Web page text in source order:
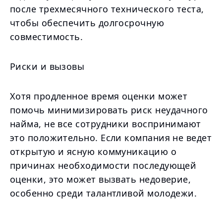
после трехмесячного технического теста,
чтобы обеспечить долгосрочную
совместимость.
Риски и вызовы
Хотя продленное время оценки может
помочь минимизировать риск неудачного
найма, не все сотрудники воспринимают
это положительно. Если компания не ведет
открытую и ясную коммуникацию о
причинах необходимости последующей
оценки, это может вызвать недоверие,
особенно среди талантливой молодежи.